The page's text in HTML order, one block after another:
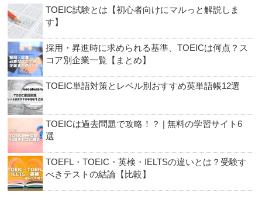
TOEIC試験とは【初心者向けにマルっと解説しま
す】
採用・昇進時に求められる基準、TOEICは何点？ス
コア別企業一覧【まとめ】
TOEIC単語対策とレベル別おすすめ英単語帳12選
TOEICは過去問題で攻略！？ | 無料の学習サイト6
選
TOEFL・TOEIC・英検・IELTSの違いとは？受験す
べきテストの結論【比較】